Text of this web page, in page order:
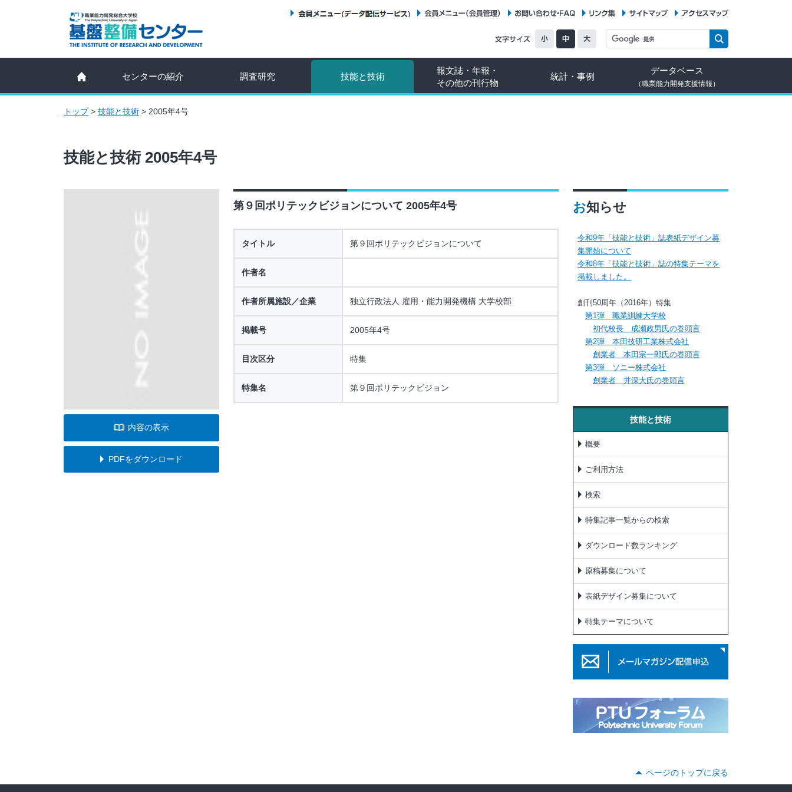
センターの紹介 調査研究 技能と技術
報文誌・年報・
その他の刊行物
統計・事例
データベース
（職業能力開発支援情報）
トップ> 技能と技術 > 2005年4号
技能と技術 2005年4号
内容の表示
PDFをダウンロード
第９回ポリテックビジョンについて 2005年4号
タイトル 第９回ポリテックビジョンについて
作者名
作者所属施設／企業 独立行政法人 雇用・能力開発機構 大学校部
掲載号 2005年4号
目次区分 特集
特集名 第９回ポリテックビジョン
お知らせ
令和9年「技能と技術」誌表紙デザイン募
集開始について
令和8年「技能と技術」誌の特集テーマを
掲載しました。
創刊50周年（2016年）特集
第1弾 職業訓練大学校
初代校長 成瀬政男氏の巻頭言
第2弾 本田技研工業株式会社
創業者 本田宗一郎氏の巻頭言
第3弾 ソニー株式会社
創業者 井深大氏の巻頭言
技能と技術
概要
ご利用方法
検索
特集記事一覧からの検索
ダウンロード数ランキング
原稿募集について
表紙デザイン募集について
特集テーマについて
ページのトップに戻る